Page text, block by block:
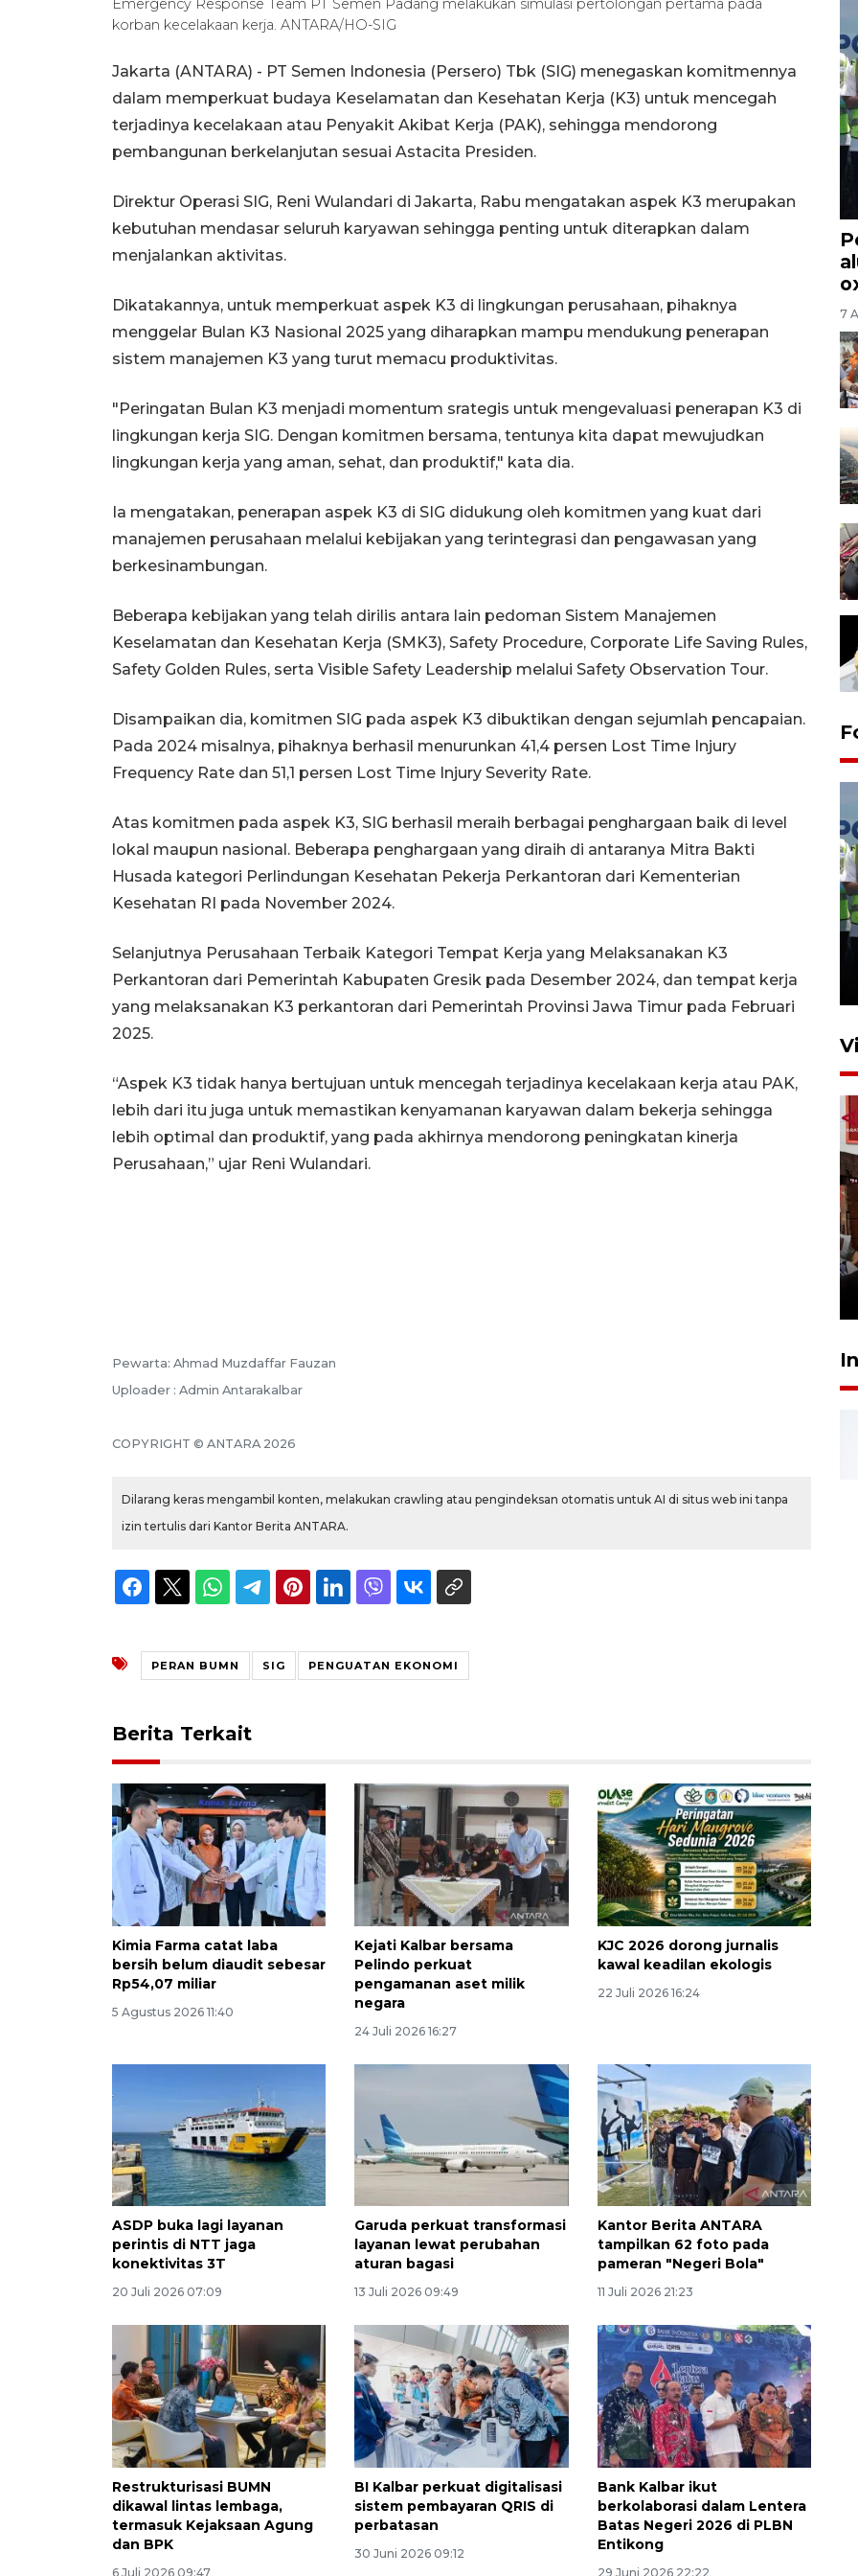
Emergency Response Team PT Semen Padang melakukan simulasi pertolongan pertama pada
korban kecelakaan kerja. ANTARA/HO-SIG
Jakarta (ANTARA) - PT Semen Indonesia (Persero) Tbk (SIG) menegaskan komitmennya
dalam memperkuat budaya Keselamatan dan Kesehatan Kerja (K3) untuk mencegah
terjadinya kecelakaan atau Penyakit Akibat Kerja (PAK), sehingga mendorong
pembangunan berkelanjutan sesuai Astacita Presiden.
Direktur Operasi SIG, Reni Wulandari di Jakarta, Rabu mengatakan aspek K3 merupakan
kebutuhan mendasar seluruh karyawan sehingga penting untuk diterapkan dalam
menjalankan aktivitas.
Dikatakannya, untuk memperkuat aspek K3 di lingkungan perusahaan, pihaknya
menggelar Bulan K3 Nasional 2025 yang diharapkan mampu mendukung penerapan
sistem manajemen K3 yang turut memacu produktivitas.
"Peringatan Bulan K3 menjadi momentum srategis untuk mengevaluasi penerapan K3 di
lingkungan kerja SIG. Dengan komitmen bersama, tentunya kita dapat mewujudkan
lingkungan kerja yang aman, sehat, dan produktif," kata dia.
Ia mengatakan, penerapan aspek K3 di SIG didukung oleh komitmen yang kuat dari
manajemen perusahaan melalui kebijakan yang terintegrasi dan pengawasan yang
berkesinambungan.
Beberapa kebijakan yang telah dirilis antara lain pedoman Sistem Manajemen
Keselamatan dan Kesehatan Kerja (SMK3), Safety Procedure, Corporate Life Saving Rules,
Safety Golden Rules, serta Visible Safety Leadership melalui Safety Observation Tour.
Disampaikan dia, komitmen SIG pada aspek K3 dibuktikan dengan sejumlah pencapaian.
Pada 2024 misalnya, pihaknya berhasil menurunkan 41,4 persen Lost Time Injury
Frequency Rate dan 51,1 persen Lost Time Injury Severity Rate.
Atas komitmen pada aspek K3, SIG berhasil meraih berbagai penghargaan baik di level
lokal maupun nasional. Beberapa penghargaan yang diraih di antaranya Mitra Bakti
Husada kategori Perlindungan Kesehatan Pekerja Perkantoran dari Kementerian
Kesehatan RI pada November 2024.
Selanjutnya Perusahaan Terbaik Kategori Tempat Kerja yang Melaksanakan K3
Perkantoran dari Pemerintah Kabupaten Gresik pada Desember 2024, dan tempat kerja
yang melaksanakan K3 perkantoran dari Pemerintah Provinsi Jawa Timur pada Februari
2025.
“Aspek K3 tidak hanya bertujuan untuk mencegah terjadinya kecelakaan kerja atau PAK,
lebih dari itu juga untuk memastikan kenyamanan karyawan dalam bekerja sehingga
lebih optimal dan produktif, yang pada akhirnya mendorong peningkatan kinerja
Perusahaan,” ujar Reni Wulandari.
Pewarta: Ahmad Muzdaffar Fauzan
Uploader : Admin Antarakalbar
COPYRIGHT © ANTARA 2026
Dilarang keras mengambil konten, melakukan crawling atau pengindeksan otomatis untuk AI di situs web ini tanpa
izin tertulis dari Kantor Berita ANTARA.
PERAN BUMN SIG PENGUATAN EKONOMI
Berita Terkait
Kimia Farma catat laba
bersih belum diaudit sebesar
Rp54,07 miliar
5 Agustus 2026 11:40
Kejati Kalbar bersama
Pelindo perkuat
pengamanan aset milik
negara
24 Juli 2026 16:27
KJC 2026 dorong jurnalis
kawal keadilan ekologis
22 Juli 2026 16:24
ASDP buka lagi layanan
perintis di NTT jaga
konektivitas 3T
20 Juli 2026 07:09
Garuda perkuat transformasi
layanan lewat perubahan
aturan bagasi
13 Juli 2026 09:49
Kantor Berita ANTARA
tampilkan 62 foto pada
pameran "Negeri Bola"
11 Juli 2026 21:23
Restrukturisasi BUMN
dikawal lintas lembaga,
termasuk Kejaksaan Agung
dan BPK
6 Juli 2026 09:47
BI Kalbar perkuat digitalisasi
sistem pembayaran QRIS di
perbatasan
30 Juni 2026 09:12
Bank Kalbar ikut
berkolaborasi dalam Lentera
Batas Negeri 2026 di PLBN
Entikong
29 Juni 2026 22:22
7
hingga November
30 Juli 2026 09:29
160 ribu sambungan baru
jaringan gas 2026
2026-08-07 18:00:00